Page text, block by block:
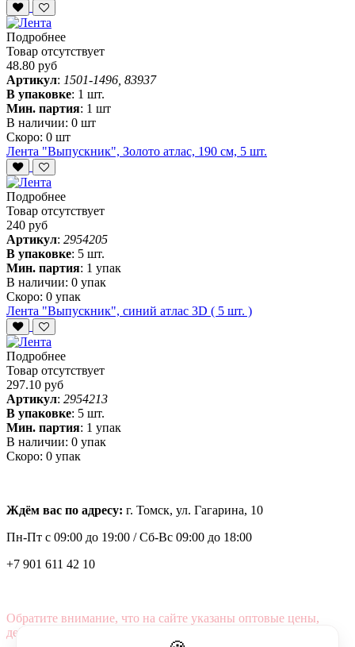
Подробнее
Товар отсутствует
48.80 руб
Артикул: 1501-1496, 83937
В упаковке: 1 шт.
Мин. партия: 1 шт
В наличии: 0 шт
Скоро: 0 шт
Лента "Выпускник", Золото атлас, 190 см, 5 шт.
Подробнее
Товар отсутствует
240 руб
Артикул: 2954205
В упаковке: 5 шт.
Мин. партия: 1 упак
В наличии: 0 упак
Скоро: 0 упак
Лента "Выпускник", синий атлас 3D ( 5 шт. )
Подробнее
Товар отсутствует
297.10 руб
Артикул: 2954213
В упаковке: 5 шт.
Мин. партия: 1 упак
В наличии: 0 упак
Скоро: 0 упак
Ждём вас по адресу: г. Томск, ул. Гагарина, 10
Пн-Пт с 09:00 до 19:00 /Сб-Вс 09:00 до 18:00
+7 901 611 42 10
Обратите внимание, что на сайте указаны оптовые цены,
действующие при первом заказе от 3000 рублей.